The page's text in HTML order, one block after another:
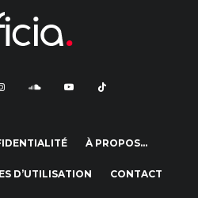
À PROPOS…
D’UTILISATION CONTACT